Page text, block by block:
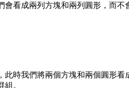
看成兩列方塊和兩列圓形，而
時我們將兩個方塊和兩個圓形
。